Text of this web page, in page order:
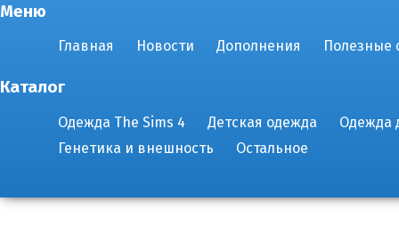
Меню
Главная Новости Дополнения Полезные
Каталог
Одежда The Sims 4 Детская одежда
Одежда
Генетика и внешность
Остальное